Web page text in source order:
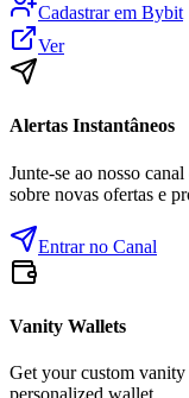
Cadastrar em Bybit
Ver
Alertas Instantâneos
Junte-se ao nosso
sobre novas ofertas e
Entrar no Canal
Vanity Wallets
Get your custom